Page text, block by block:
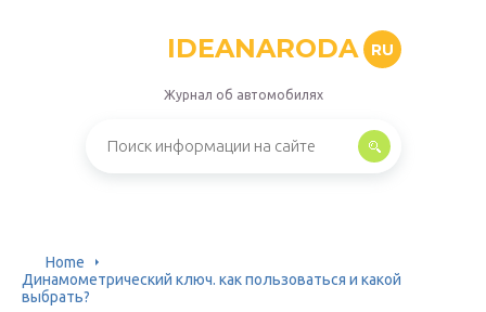
IDEANARODA RU
Журнал об автомобилях
Home
Динамометрический ключ. как пользоваться и какой
выбрать?